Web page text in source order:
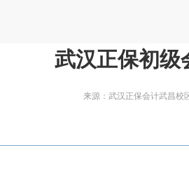
武汉正保初级
来源：武汉正保会计武昌校